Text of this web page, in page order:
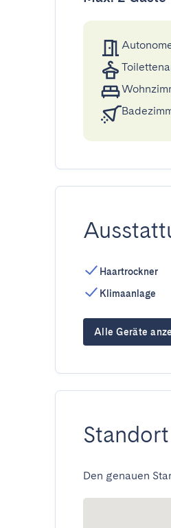
Haartrockner
Klimaanlage
Alle Geräte
Standort
Den genauen